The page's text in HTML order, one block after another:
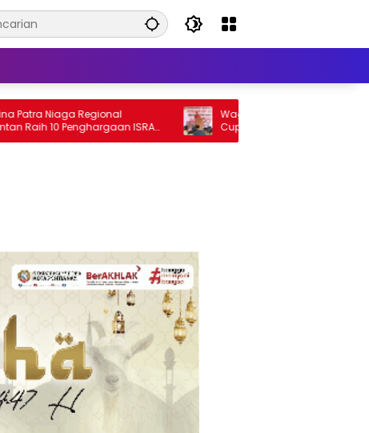
Niaga Regional
10 Penghargaan ISRA
Wagub Krisantus Buka PERBAKIN
Cup 2026, Siapkan Fasilitas Tembak
dan 50 Meter